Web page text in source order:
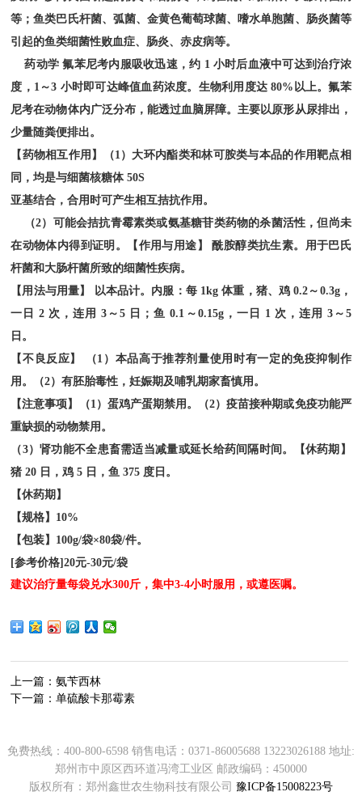
等；鱼类巴氏杆菌、弧菌、金黄色葡萄球菌、嗜水单胞菌、肠炎菌等
引起的鱼类细菌性败血症、肠炎、赤皮病等。
药动学 氟苯尼考内服吸收迅速，约 1 小时后血液中可达到治疗浓
度，1～3 小时即可达峰值血药浓度。生物利用度达 80%以上。氟苯
尼考在动物体内广泛分布，能透过血脑屏障。主要以原形从尿排出，
少量随粪便排出。
【药物相互作用】（1）大环内酯类和林可胺类与本品的作用靶点相
同，均是与细菌核糖体 50S
亚基结合，合用时可产生相互拮抗作用。
（2）可能会拮抗青霉素类或氨基糖苷类药物的杀菌活性，但尚未
在动物体内得到证明。【作用与用途】 酰胺醇类抗生素。用于巴氏
杆菌和大肠杆菌所致的细菌性疾病。
【用法与用量】
以本品计。内服：每1kg 体重，猪、鸡 0.2～0.3g，
一日 2 次，连用 3～5 日；鱼 0.1～0.15g，一日 1 次，连用 3～5
日。
【不良反应】
（1）本品高于推荐剂量使用时有一定的免疫抑制作
用。（2）有胚胎毒性，妊娠期及哺乳期家畜慎用。
【注意事项】（1）蛋鸡产蛋期禁用。（2）疫苗接种期或免疫功能严
重缺损的动物禁用。
（3）肾功能不全患畜需适当减量或延长给药间隔时间。【休药期】
猪 20 日，鸡 5 日，鱼 375 度日。
【休药期】
【规格】 10%
【包装】 100g/袋×80袋/件。
[参考价格]20元-30元/袋
建议治疗量每袋兑水300斤，集中3-4小时服用，或遵医嘱。
上一篇：氨苄西林
下一篇：单硫酸卡那霉素
免费热线：400-800-6598 销售电话：0371-86005688 13223026188 地址:
郑州市中原区西环道冯湾工业区 邮政编码：450000
版权所有：郑州鑫世农生物科技有限公司 豫ICP备15008223号